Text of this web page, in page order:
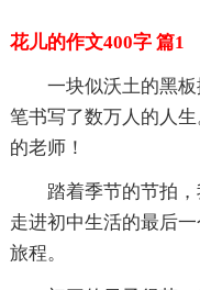
花儿的作文400字 篇1
一块似沃土的黑
笔书写了数万人的人
的老师！
踏着季节的节拍
走进初中生活的最后
旅程。